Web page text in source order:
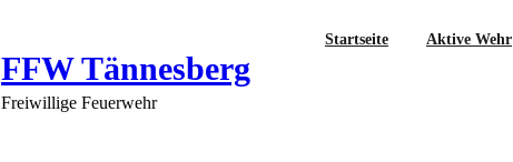
FFW Tännesberg
Freiwillige Feuerwehr
Startseite Aktive Wehr